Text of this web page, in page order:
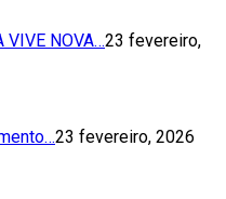
VIVE NOVA…23 fevereiro,
23 fevereiro, 2026